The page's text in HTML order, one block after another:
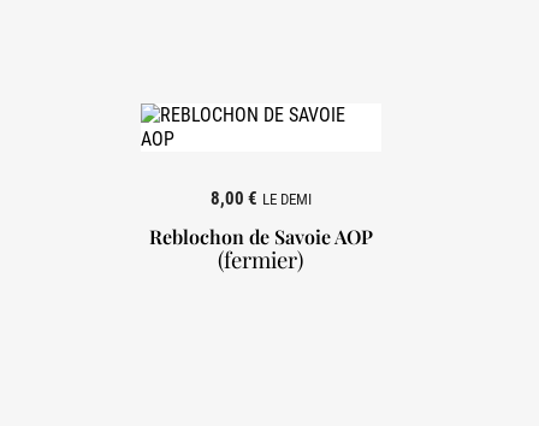
Reblochon de Savoie AOP
(fermier)
8,00 € LE DEMI
